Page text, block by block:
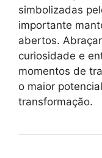
simbolizadas
importante
abertos.
curiosidade e
momentos de
o maior
transformação.